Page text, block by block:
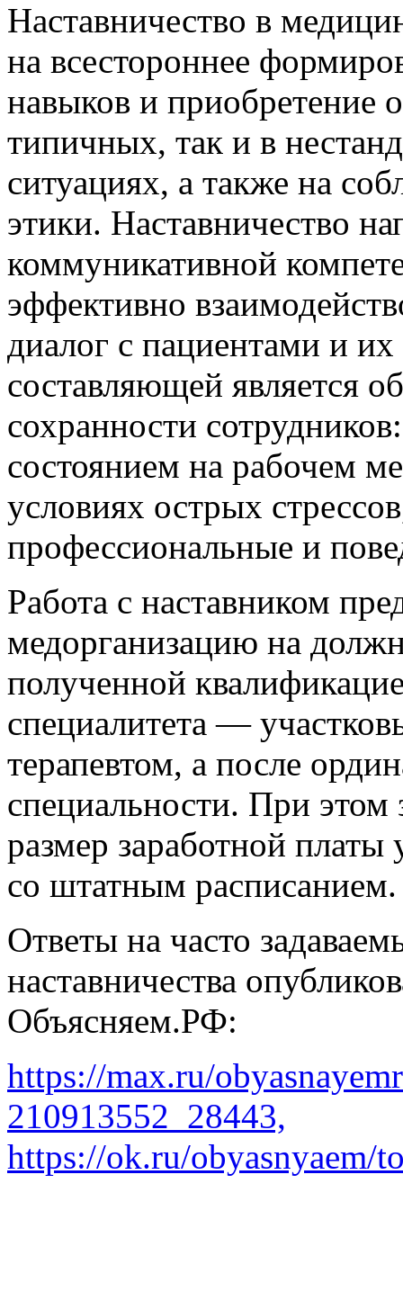
Наставничество в
на всестороннее
навыков и приобретение
типичных, так и в
ситуациях, а также на
этики. Наставничество
коммуникативной
эффективно
диалог с пациентами и
составляющей является
сохранности
состоянием на рабочем
условиях острых
профессиональные и
Работа с наставником
медорганизацию на
полученной
специалитета —
терапевтом, а после
специальности. При этом
размер заработной платы
со штатным расписанием.
Ответы на часто
наставничества
Объясняем.РФ:
https://max.ru/
210913552_28443,
https://ok.ru/obyasnyaem/